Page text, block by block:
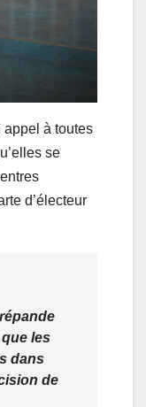
appel à toutes
se
d’électeur
les
dans
de